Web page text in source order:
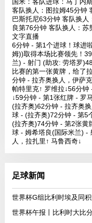
客队换人：图拉姆45分钟
巴斯托尼63分钟 客队换
良第76分钟 客队换人：
文字直播
6分钟 - 第1个进球！球进
姆))取得本场比赛领先！
兰) - 射门 (助攻: 劳塔罗
比赛的第一张黄牌，给了
分钟 - 拉齐奥换人，伊萨
帕特里克↑ 罗维拉↓56分
↓59分钟 - 第1张红牌 - 罗
(拉齐奥)62分钟 - 拉齐奥
球 - (拉齐奥)72分钟 - 第5
(拉齐奥)74分钟 - 第2张黄
球 - 姆希塔良(国际米兰) -
人，拉扎里↑ 马鲁西奇↓
足球新闻
世界杯G组比利时埃及同
世界杯午报丨比利时大比